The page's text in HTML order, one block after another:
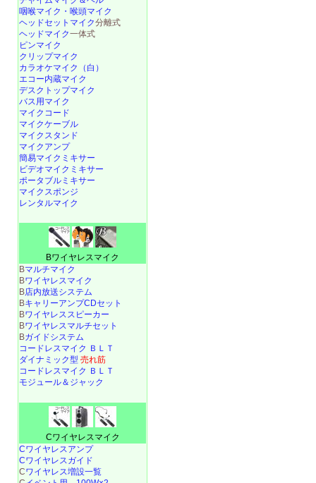
咽喉マイク・喉頭マイク
ヘッドセットマイク分離式
ヘッドマイク一体式
ピンマイク
クリップマイク
カラオケマイク（白）
エコー内蔵マイク
デスクトップマイク
バス用マイク
マイクコード
マイクケーブル
マイクスタンド
マイクアンプ
簡易マイクミキサー
ビデオマイクミキサー
ポータブルミキサー
マイクスポンジ
レンタルマイク
Bワイヤレスマイク
Bマルチマイク
Bワイヤレスマイク
B店内放送システム
BキャリーアンプCDセット
Bワイヤレススピーカー
Bワイヤレスマルチセット
Bガイドシステム
コードレスマイク ＢＬＴ
ダイナミック型 売れ筋
コードレスマイク ＢＬＴ
モジュール＆ジャック
Cワイヤレスマイク
Cワイヤレスアンプ
Cワイヤレスガイド
Cワイヤレス増設一覧